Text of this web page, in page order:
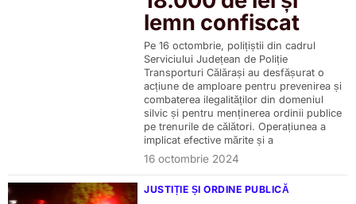
lemn confiscat
Pe 16 octombrie, polițiștii din cadrul
Serviciului Județean de Poliție
Transporturi Călărași au desfășurat o
acțiune de amploare pentru prevenirea și
combaterea ilegalităților din domeniul
silvic și pentru menținerea ordinii publice
pe trenurile de călători. Operațiunea a
implicat efective mărite și a
16 octombrie 2024
JUSTIȚIE ȘI ORDINE PUBLICĂ